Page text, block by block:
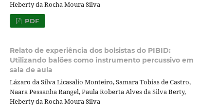
Heberty da Rocha Moura Silva
PDF
Relato de experiência dos bolsistas do PIBID:
Utilizando balões como instrumento percussivo em
sala de aula
Lázaro da Silva Licasalio Monteiro, Samara Tobias de Castro,
Naara Pessanha Rangel, Paula Roberta Alves da Silva Berty,
Heberty da Rocha Moura Silva